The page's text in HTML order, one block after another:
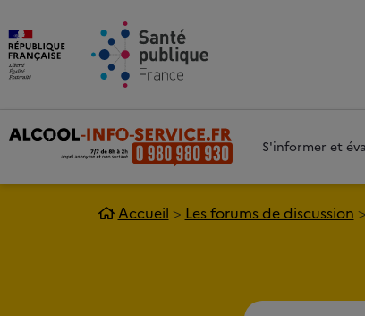
S'informer et
Accueil Les forums de discussion